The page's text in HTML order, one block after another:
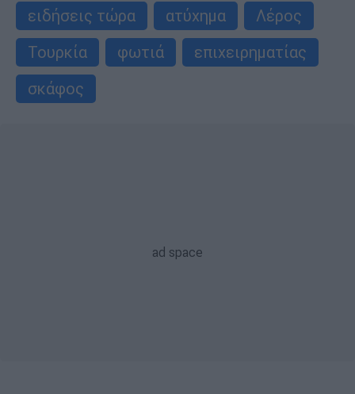
ειδήσεις τώρα
ατύχημα
Λέρος
Τουρκία
φωτιά
επιχειρηματίας
σκάφος